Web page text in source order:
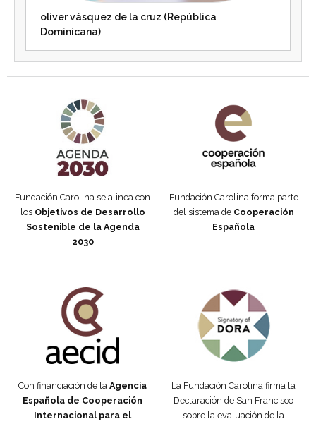
oliver vásquez de la cruz (República
Dominicana)
Fundación Carolina se alinea con
los Objetivos de Desarrollo
Sostenible de la Agenda
2030
Fundación Carolina forma parte
del sistema de Cooperación
Española
Con financiación de la Agencia
Española de Cooperación
Internacional para el
La Fundación Carolina firma la
Declaración de San Francisco
sobre la evaluación de la